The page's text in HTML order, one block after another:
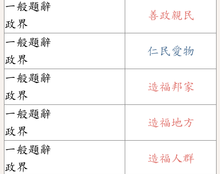
一般題辭
政界
善政親民
一般題辭
政界
仁民愛物
一般題辭
政界
造福邦家
一般題辭
政界
造福地方
一般題辭
政界
造福人群